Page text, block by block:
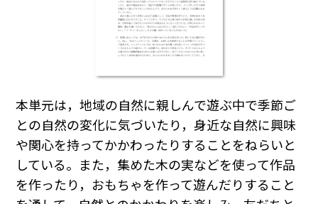
本単元は，地域の自然に親しんで遊ぶ中で季節ご
との自然の変化に気づいたり，身近な自然に興味
や関心を持ってかかわったりすることをねらいと
している。また，集めた木の実などを使って作品
を作ったり，おもちゃを作って遊んだりすること